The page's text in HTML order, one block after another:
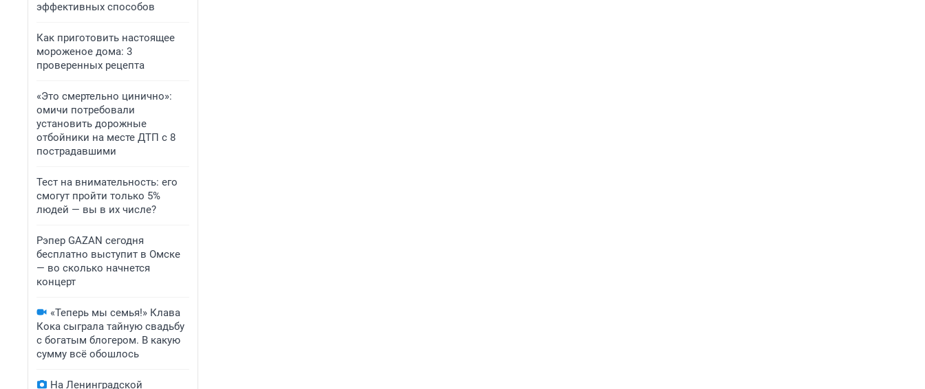
эффективных способов
Как приготовить настоящее
мороженое дома: 3
проверенных рецепта
«Это смертельно цинично»:
омичи потребовали
установить дорожные
отбойники на месте ДТП с 8
пострадавшими
Тест на внимательность: его
смогут пройти только 5%
людей — вы в их числе?
Рэпер GAZAN сегодня
бесплатно выступит в Омске
— во сколько начнется
концерт
«Теперь мы семья!» Клава
Кока сыграла тайную свадьбу
с богатым блогером. В какую
сумму всё обошлось
На Ленинградской